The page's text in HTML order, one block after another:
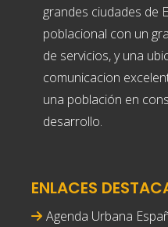
grandes ciudades de
poblacional con un
de servicios, y una
comunicacion
una población en
desarrollo.
ENLACES
Agenda Urbana